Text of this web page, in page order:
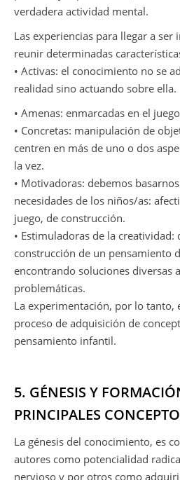
verdadera actividad mental.
Las experiencias para llegar a ser
reunir determinadas
• Activas: el conocimiento no se
realidad sino actuando sobre ella.
• Amenas: enmarcadas en el
• Concretas: manipulación de
centren en más de uno o dos
la vez.
• Motivadoras: debemos
necesidades de los niños/as:
juego, de construcción.
• Estimuladoras de la creatividad:
construcción de un pensamiento
encontrando soluciones diversas
problemáticas.
La experimentación, por lo tanto,
proceso de adquisición de
pensamiento infantil.
5. GÉNESIS Y
PRINCIPALES
La génesis del conocimiento, es
autores como potencialidad
nervioso y por otros como